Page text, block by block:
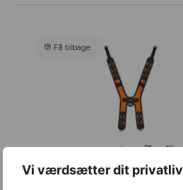
Vi værdsætter dit privatliv
Få tilbage